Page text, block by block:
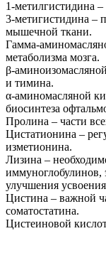
1-метилгистидина
3-метигистидина –
мышечной ткани.
Гамма-
метаболизма мозга.
β-
и тимина.
α-аминомасляной
биосинтеза
Пролина – части
Цистатионина –
изметионина.
Лизина –
иммуноглобулинов,
улучшения
Цистина – важной
соматостатина.
Цистеиновой